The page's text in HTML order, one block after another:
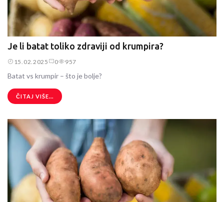
Je li batat toliko zdraviji od krumpira?
15.02.2025 0 957
Batat vs krumpir – što je bolje?
ČITAJ VIŠE...